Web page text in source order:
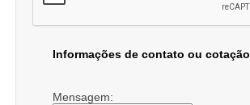
Informações de contato ou cotação
Mensagem: